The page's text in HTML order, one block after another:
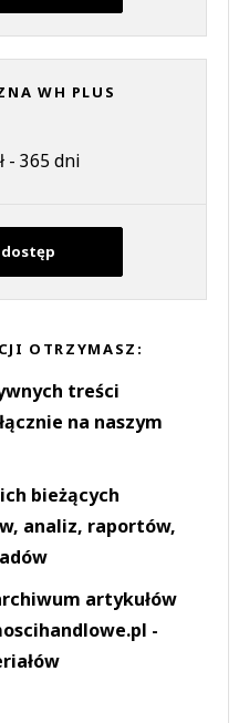
WH PLUS
- 365 dni
OTRZYMASZ:
treści
na naszym
bieżących
analiz, raportów,
artykułów
-